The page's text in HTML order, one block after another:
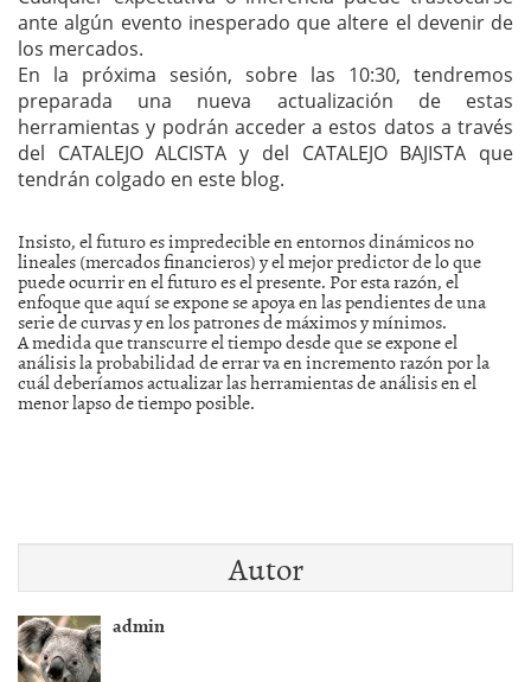
ante algún evento inesperado que altere el devenir de
los mercados.
En la próxima sesión, sobre las 10:30, tendremos
preparada una nueva actualización de estas
herramientas y podrán acceder a estos datos a través
del CATALEJO ALCISTA y del CATALEJO BAJISTA que
tendrán colgado en este blog.
Insisto, el futuro es impredecible en entornos dinámicos no
lineales (mercados financieros) y el mejor predictor de lo que
puede ocurrir en el futuro es el presente. Por esta razón, el
enfoque que aquí se expone se apoya en las pendientes de una
serie de curvas y en los patrones de máximos y mínimos.
A medida que transcurre el tiempo desde que se expone el
análisis la probabilidad de errar va en incremento razón por la
cuál deberíamos actualizar las herramientas de análisis en el
menor lapso de tiempo posible.
Autor
admin